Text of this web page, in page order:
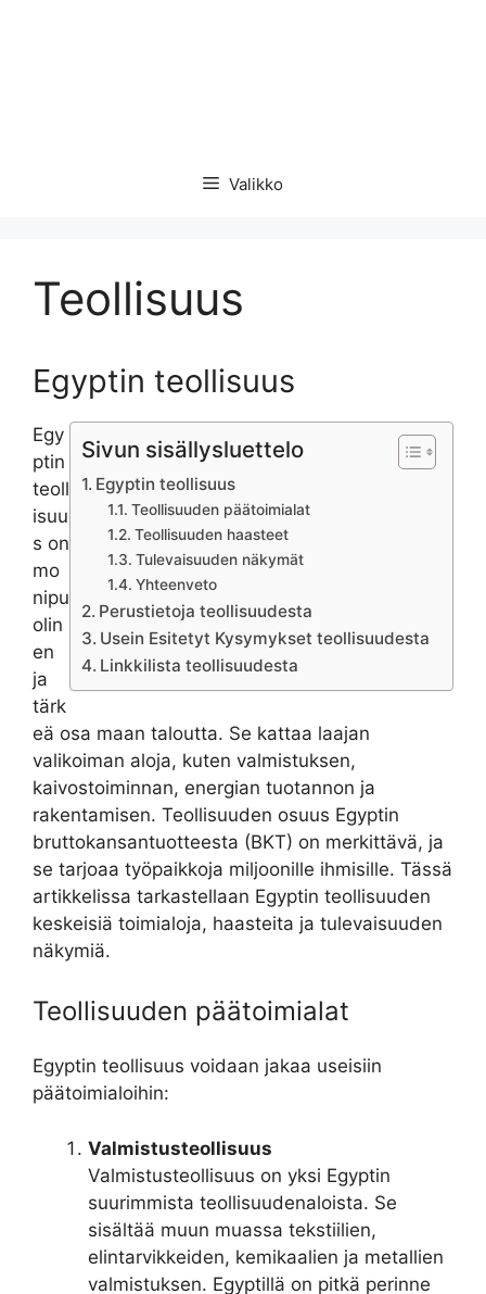
Valikko
Teollisuus
Egyptin teollisuus
Sivun sisällysluettelo
Egyptin teollisuus
Teollisuuden päätoimialat
Teollisuuden haasteet
Tulevaisuuden näkymät
Yhteenveto
Perustietoja teollisuudesta
Usein Esitetyt Kysymykset teollisuudesta
Linkkilista teollisuudesta
Egy
ptin
teoll
isuu
s on
mo
nipu
olin
en
ja
tärk
eä osa maan taloutta. Se kattaa laajan
valikoiman aloja, kuten valmistuksen,
kaivostoiminnan, energian tuotannon ja
rakentamisen. Teollisuuden osuus Egyptin
bruttokansantuotteesta (BKT) on merkittävä, ja
se tarjoaa työpaikkoja miljoonille ihmisille. Tässä
artikkelissa tarkastellaan Egyptin teollisuuden
keskeisiä toimialoja, haasteita ja tulevaisuuden
näkymiä.
Teollisuuden päätoimialat
Egyptin teollisuus voidaan jakaa useisiin
päätoimialoihin:
Valmistusteollisuus
Valmistusteollisuus on yksi Egyptin
suurimmista teollisuudenaloista. Se
sisältää muun muassa tekstiilien,
elintarvikkeiden, kemikaalien ja metallien
valmistuksen. Egyptillä on pitkä perinne